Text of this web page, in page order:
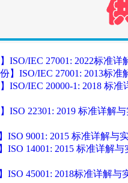
ISO/IEC 27001: 2022标准详
】ISO/IEC 27001: 2013标准
】ISO/IEC 20000-1: 2018 标
】ISO 22301: 2019 标准详解
ISO 9001: 2015 标准详解与
ISO 14001: 2015 标准详解
ISO 45001: 2018标准详解与